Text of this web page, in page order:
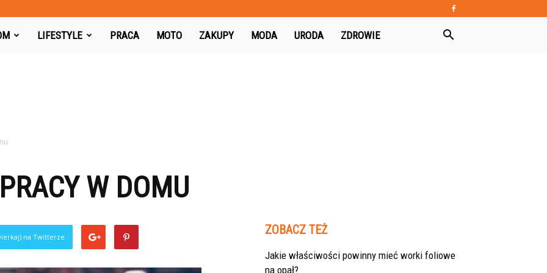
LIFESTYLE PRACA MOTO ZAKUPY MODA URODA ZDROWIE
W DOMU
na Twitterze ZOBACZ TEŻ
Jakie właściwości powinny mieć worki foliowe
na opał?